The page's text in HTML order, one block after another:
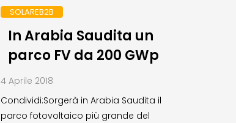
SOLAREB2B
In Arabia Saudita un
parco FV da 200 GWp
4 Aprile 2018
Condividi:Sorgerà in Arabia Saudita il
parco fotovoltaico più grande del